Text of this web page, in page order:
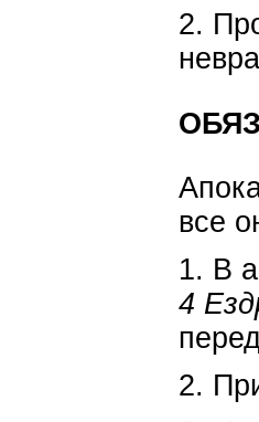
2.
все
1. В
4
2.